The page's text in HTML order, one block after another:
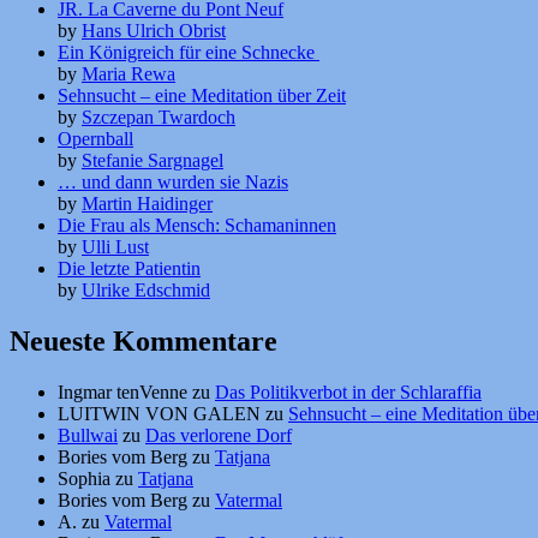
JR. La Caverne du Pont Neuf
by Hans Ulrich Obrist
Ein Königreich für eine Schnecke
by Maria Rewa
Sehnsucht – eine Meditation über Zeit
by Szczepan Twardoch
Opernball
by Stefanie Sargnagel
… und dann wurden sie Nazis
by Martin Haidinger
Die Frau als Mensch: Schamaninnen
by Ulli Lust
Die letzte Patientin
by Ulrike Edschmid
Neueste Kommentare
Ingmar tenVenne zu Das Politikverbot in der Schlaraffia
LUITWIN VON GALEN zu Sehnsucht – eine Meditation
Bullwai zu Das verlorene Dorf
Bories vom Berg zu Tatjana
Sophia zu Tatjana
Bories vom Berg zu Vatermal
A. zu Vatermal